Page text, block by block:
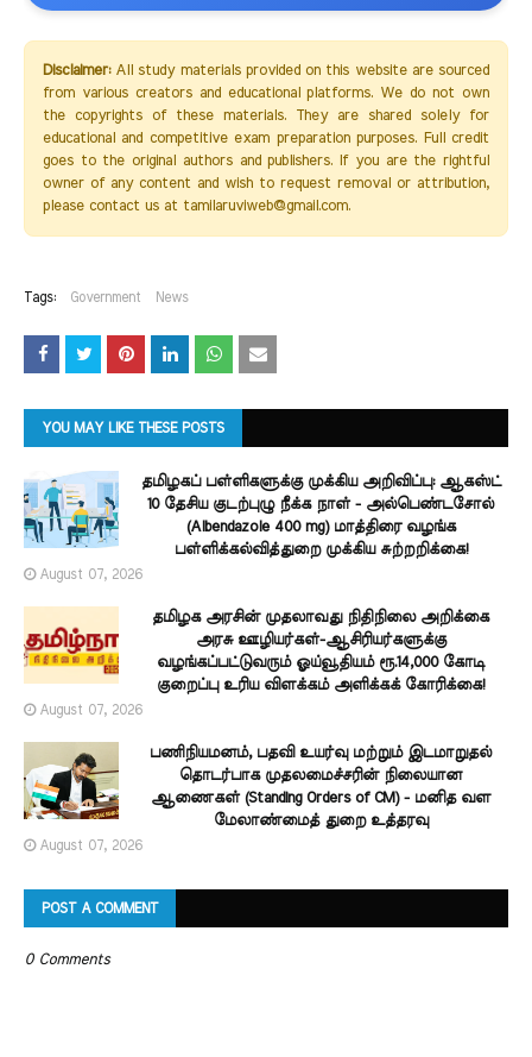
Disclaimer:All study materials provided on this website are sourced
from various creators and educational platforms. We do not own
the copyrights of these materials. They are shared solely for
educational and competitive exam preparation purposes. Full credit
goes to the original authors and publishers. If you are the rightful
owner of any content and wish to request removal or attribution,
please contact us at tamilaruviweb@gmail.com.
Tags: Government News
YOU MAY LIKE THESE POSTS
தமிழகப் பள்ளிகளுக்கு முக்கிய அறிவிப்பு: ஆகஸ்ட்
10 தேசிய குடற்புழு நீக்க நாள் - அல்பெண்டசோல்
(Albendazole 400 mg) மாத்திரை வழங்க
பள்ளிக்கல்வித்துறை முக்கிய சுற்றறிக்கை!
August 07, 2026
தமிழக அரசின் முதலாவது நிதிநிலை அறிக்கை
அரசு ஊழியர்கள்-ஆசிரியர்களுக்கு
வழங்கப்பட்டுவரும் ஓய்வூதியம் ரூ.14,000 கோடி
குறைப்பு உரிய விளக்கம் அளிக்கக் கோரிக்கை!
August 07, 2026
பணிநியமனம், பதவி உயர்வு மற்றும் இடமாறுதல்
தொடர்பாக முதலமைச்சரின் நிலையான
ஆணைகள் (Standing Orders of CM) - மனித வள
மேலாண்மைத் துறை உத்தரவு
August 07, 2026
POST A COMMENT
0 Comments